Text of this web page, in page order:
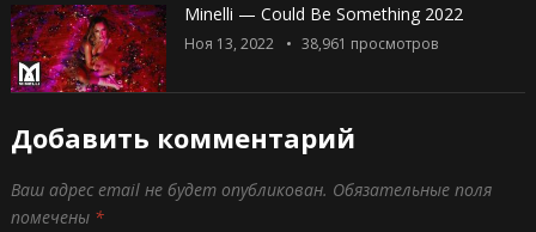
Minelli — Could Be Something 2022
Ноя 13, 2022 38,961 просмотров
Добавить комментарий
Ваш адрес email не будет опубликован. Обязательные поля
помечены *